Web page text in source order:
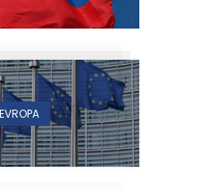
EVROPA